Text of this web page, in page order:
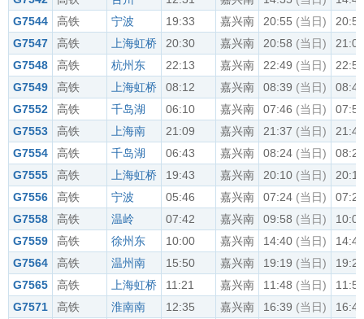
G7544
高铁 宁波 19:33 嘉兴南 20:55 (当日)
20:57
G7547
高铁 上海虹桥 20:30 嘉兴南 20:58 (当日)
21:00
G7548
高铁 杭州东 22:13 嘉兴南 22:49 (当日)
22:51
G7549
高铁 上海虹桥 08:12 嘉兴南 08:39 (当日)
08:45
G7552
高铁 千岛湖 06:10 嘉兴南 07:46 (当日)
07:50
G7553
高铁 上海南 21:09 嘉兴南 21:37 (当日)
21:40
G7554
高铁 千岛湖 06:43 嘉兴南 08:24 (当日)
08:26
G7555
高铁 上海虹桥 19:43 嘉兴南 20:10 (当日)
20:12
G7556
高铁 宁波 05:46 嘉兴南 07:24 (当日)
07:27
G7558
高铁 温岭 07:42 嘉兴南 09:58 (当日)
10:00
G7559
高铁 徐州东 10:00 嘉兴南 14:40 (当日)
14:42
G7564
高铁 温州南 15:50 嘉兴南 19:19 (当日)
19:24
G7565
高铁 上海虹桥 11:21 嘉兴南 11:48 (当日)
11:50
G7571
高铁 淮南南 12:35 嘉兴南 16:39 (当日)
16:41